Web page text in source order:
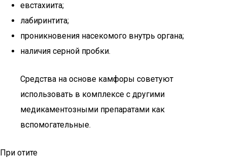
евстахиита;
лабиринтита;
проникновения насекомого внутрь органа;
наличия серной пробки.
Средства на основе камфоры советуют
использовать в комплексе с другими
медикаментозными препаратами как
вспомогательные.
При отите